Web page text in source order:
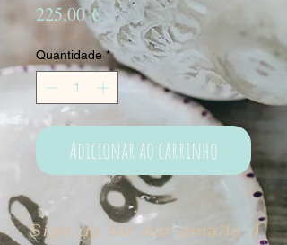
225,00 €Preço
Quantidade *
Adicionar ao carrinho
Sign up for our emails :)